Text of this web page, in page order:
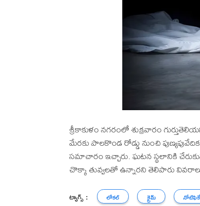
శ్రీకాకుళం నగరంలో శుక్రవారం
మేరకు పాలకొండ రోడ్డు నుంచి
సమాచారం ఇచ్చారు. ఘటన స్థలానికి
చొక్కా తువ్వలతో ఉన్నారని తెలిపారు
ట్యాగ్స్ : లోకల్ క్రైమ్